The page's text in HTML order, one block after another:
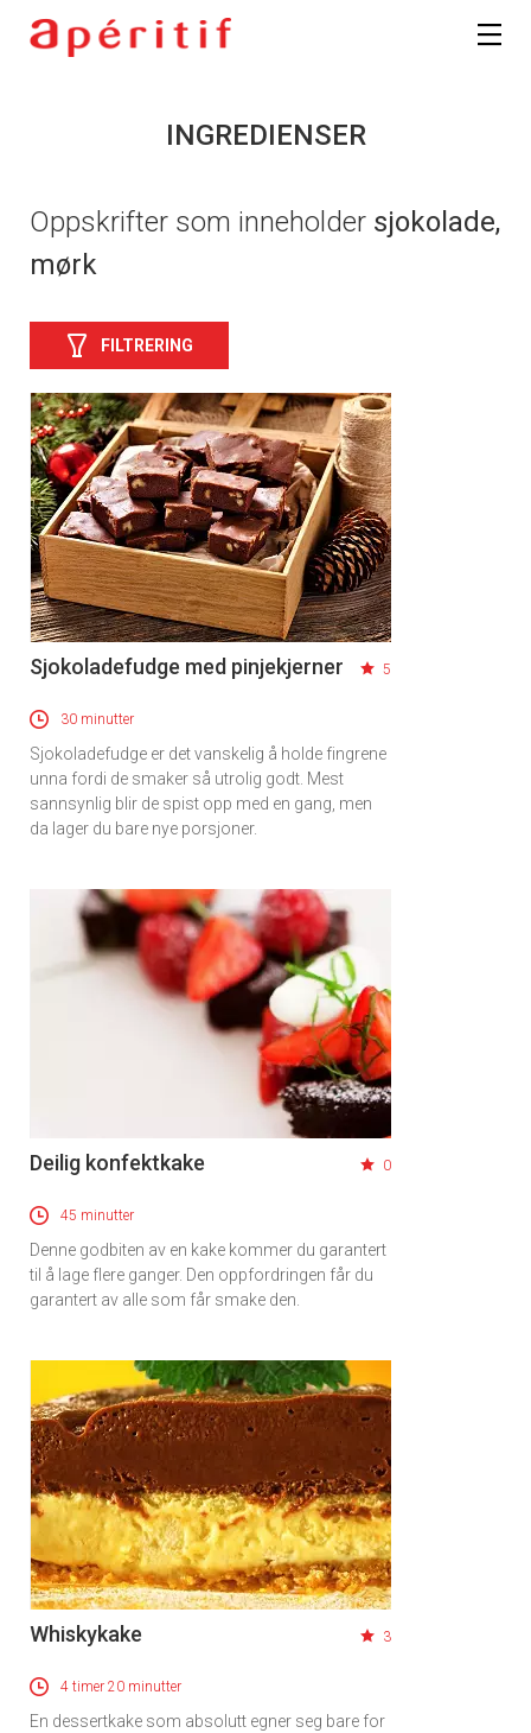
INGREDIENSER
Oppskrifter som inneholder sjokolade,
mørk
FILTRERING
Sjokoladefudge med pinjekjerner 5
30 minutter
Sjokoladefudge er det vanskelig å holde fingrene
unna fordi de smaker så utrolig godt. Mest
sannsynlig blir de spist opp med en gang, men
da lager du bare nye porsjoner.
Deilig konfektkake 0
45 minutter
Denne godbiten av en kake kommer du garantert
til å lage flere ganger. Den oppfordringen får du
garantert av alle som får smake den.
Whiskykake 3
4 timer 20 minutter
En dessertkake som absolutt egner seg bare for